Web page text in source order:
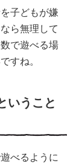
子どもが嫌
ら無理して
で遊べる場
すね。
いうこと
べるように